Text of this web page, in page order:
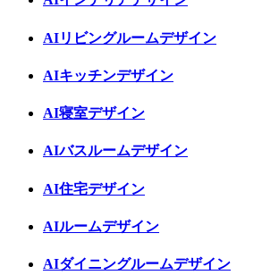
AIリビングルームデザイン
AIキッチンデザイン
AI寝室デザイン
AIバスルームデザイン
AI住宅デザイン
AIルームデザイン
AIダイニングルームデザイン